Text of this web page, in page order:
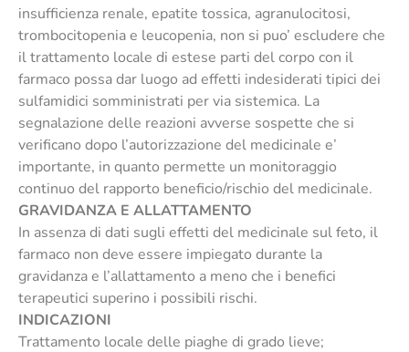
insufficienza renale, epatite tossica, agranulocitosi,
trombocitopenia e leucopenia, non si puo’ escludere che
il trattamento locale di estese parti del corpo con il
farmaco possa dar luogo ad effetti indesiderati tipici dei
sulfamidici somministrati per via sistemica. La
segnalazione delle reazioni avverse sospette che si
verificano dopo l’autorizzazione del medicinale e’
importante, in quanto permette un monitoraggio
continuo del rapporto beneficio/rischio del medicinale.
GRAVIDANZA E ALLATTAMENTO
In assenza di dati sugli effetti del medicinale sul feto, il
farmaco non deve essere impiegato durante la
gravidanza e l’allattamento a meno che i benefici
terapeutici superino i possibili rischi.
INDICAZIONI
Trattamento locale delle piaghe di grado lieve;